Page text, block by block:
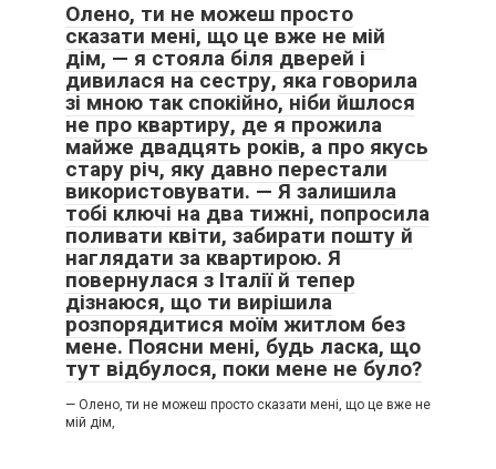
Олено, ти не можеш просто
сказати мені, що це вже не мій
дім, — я стояла біля дверей і
дивилася на сестру, яка говорила
зі мною так спокійно, ніби йшлося
не про квартиру, де я прожила
майже двадцять років, а про якусь
стару річ, яку давно перестали
використовувати. — Я залишила
тобі ключі на два тижні, попросила
поливати квіти, забирати пошту й
наглядати за квартирою. Я
повернулася з Італії й тепер
дізнаюся, що ти вирішила
розпорядитися моїм житлом без
мене. Поясни мені, будь ласка, що
тут відбулося, поки мене не було?
— Олено, ти не можеш просто сказати мені, що це вже не
мій дім,